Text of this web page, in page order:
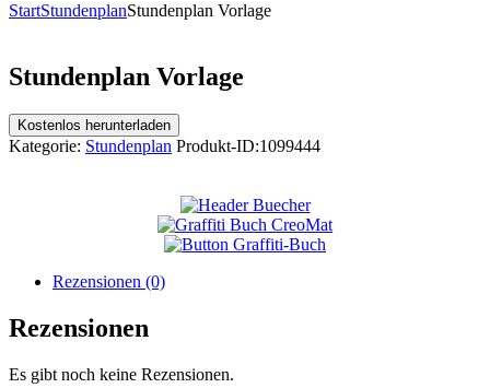
StartStundenplanStundenplan Vorlage
Stundenplan Vorlage
Kostenlos herunterladen
Kategorie: Stundenplan Produkt-ID:1099444
Rezensionen (0)
Rezensionen
Es gibt noch keine Rezensionen.